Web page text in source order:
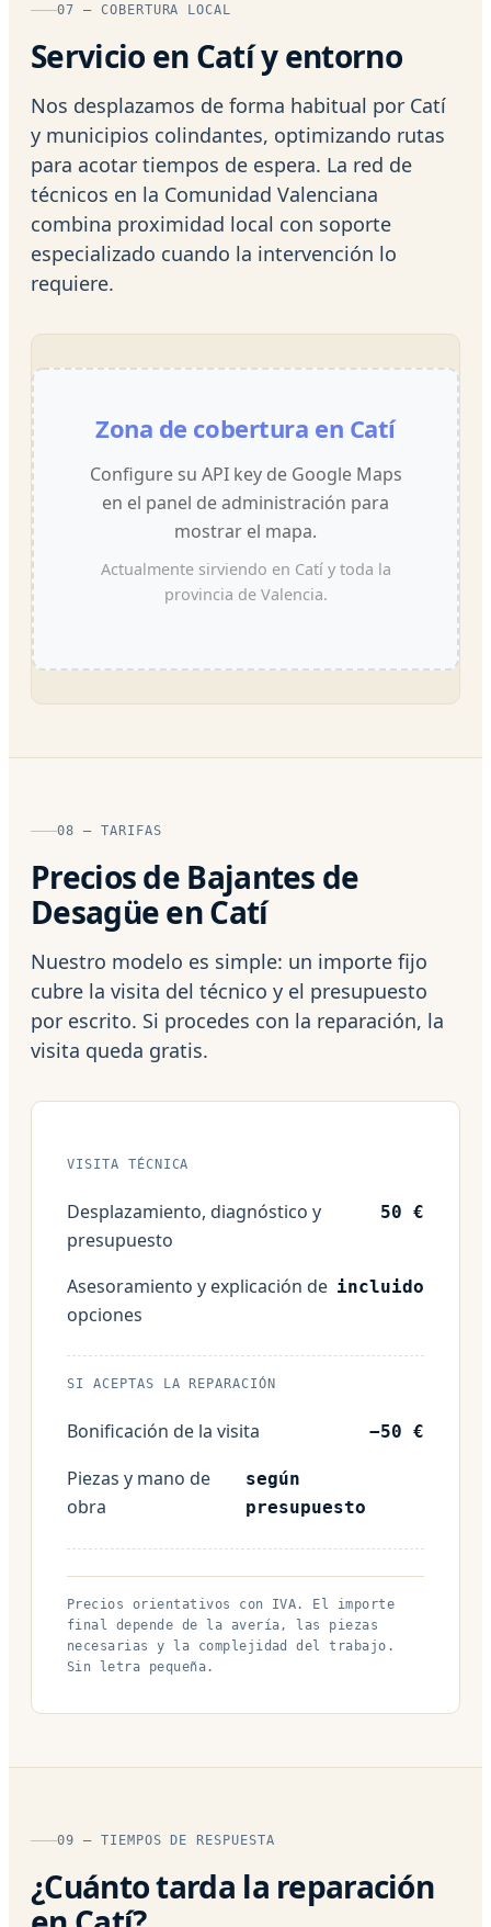
07 — COBERTURA LOCAL
Servicio en Catí y entorno
Nos desplazamos de forma habitual por Catí
y municipios colindantes, optimizando rutas
para acotar tiempos de espera. La red de
técnicos en la Comunidad Valenciana
combina proximidad local con soporte
especializado cuando la intervención lo
requiere.
Zona de cobertura en Catí
Configure su API key de Google Maps
en el panel de administración para
mostrar el mapa.
Actualmente sirviendo en Catí y toda la
provincia de Valencia.
08 — TARIFAS
Precios de Bajantes de
Desagüe en Catí
Nuestro modelo es simple: un importe fijo
cubre la visita del técnico y el presupuesto
por escrito. Si procedes con la reparación, la
visita queda gratis.
VISITA TÉCNICA
Desplazamiento, diagnóstico y
presupuesto
50 €
Asesoramiento y explicación de
opciones
incluido
SI ACEPTAS LA REPARACIÓN
Bonificación de la visita −50 €
Piezas y mano de
obra
según
presupuesto
Precios orientativos con IVA. El importe
final depende de la avería, las piezas
necesarias y la complejidad del trabajo.
Sin letra pequeña.
09 — TIEMPOS DE RESPUESTA
¿Cuánto tarda la reparación